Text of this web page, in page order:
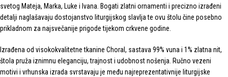
svetog Mateja, Marka, Luke i Ivana. Bogati zlatni ornamenti i precizno izrađeni
detalji naglašavaju dostojanstvo liturgijskog slavlja te ovu štolu čine posebno
prikladnom za najsvečanije prigode tijekom crkvene godine.
Izrađena od visokokvalitetne tkanine Choral, sastava 99% vuna i 1% zlatna nit,
štola pruža iznimnu eleganciju, trajnost i udobnost nošenja. Ručno vezeni
motivi i vrhunska izrada svrstavaju je među najreprezentativnije liturgijske